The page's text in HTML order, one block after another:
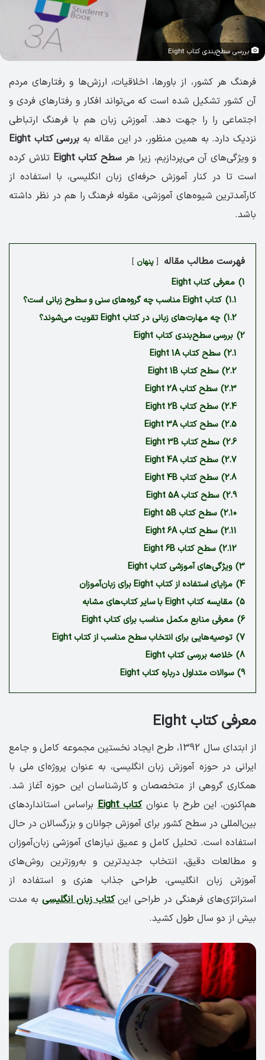
بررسی سطح‌بندی کتاب Eight
فرهنگ هر کشور، از باورها، اخلاقیات، ارزش‌ها و رفتارهای مردم
آن کشور تشکیل شده است که می‌تواند افکار و رفتارهای فردی و
اجتماعی را را جهت دهد. آموزش زبان هم با فرهنگ ارتباطی
نزدیک دارد. به همین منظور، در این مقاله به بررسی کتاب Eight
و ویژگی‌های آن می‌پردازیم، زیرا هر سطح کتاب Eight
تلاش کرده
است تا در کنار آموزش حرفه‌ای زبان انگلیسی، با استفاده از
کارآمدترین شیوه‌های آموزشی، مقوله فرهنگ را هم در نظر داشته
باشد.
فهرست مطالب مقاله پنهان
1) معرفی کتاب Eight
1.1) کتاب Eight مناسب چه گروه‌های سنی و سطوح زبانی است؟
1.2) چه مهارت‌های زبانی در کتاب Eight تقویت می‌شوند؟
2) بررسی سطح‌بندی کتاب Eight
2.1) سطح کتاب Eight 1A
2.2) سطح کتاب Eight 1B
2.3) سطح کتاب Eight 2A
2.4) سطح کتاب Eight 2B
2.5) سطح کتاب Eight 3A
2.6) سطح کتاب Eight 3B
2.7) سطح کتاب Eight 4A
2.8) سطح کتاب Eight 4B
2.9) سطح کتاب Eight 5A
2.10) سطح کتاب Eight 5B
2.11) سطح کتاب Eight 6A
2.12) سطح کتاب Eight 6B
3) ویژگی‌های آموزشی کتاب Eight
4) مزایای استفاده از کتاب Eight برای زبان‌آموزان
5) مقایسه کتاب Eight با سایر کتاب‌های مشابه
6) معرفی منابع مکمل مناسب برای کتاب Eight
7) توصیه‌هایی برای انتخاب سطح مناسب از کتاب Eight
8) خلاصه بررسی کتاب Eight
9) سوالات متداول درباره کتاب Eight
معرفی کتاب Eight
از ابتدای سال 1392، طرح ایجاد نخستین مجموعه کامل و جامع
ایرانی در حوزه آموزش زبان انگلیسی، به عنوان پروژه‌ای ملی با
همکاری گروهی از متخصصان و کارشناسان این حوزه آغاز شد.
هم‌اکنون، این طرح با عنوانکتاب Eight
براساس استانداردهای
بین‌المللی در سطح کشور برای آموزش جوانان و بزرگسالان در حال
استفاده است. تحلیل کامل و عمیق نیازهای آموزشی زبان‌آموزان
و مطالعات دقیق، انتخاب جدیدترین و به‌روزترین روش‌های
آموزش زبان انگلیسی، طراحی جذاب هنری و استفاده از
استراتژی‌های فرهنگی در طراحی اینکتاب زبان انگلیسی به مدت
بیش از دو سال طول کشید.